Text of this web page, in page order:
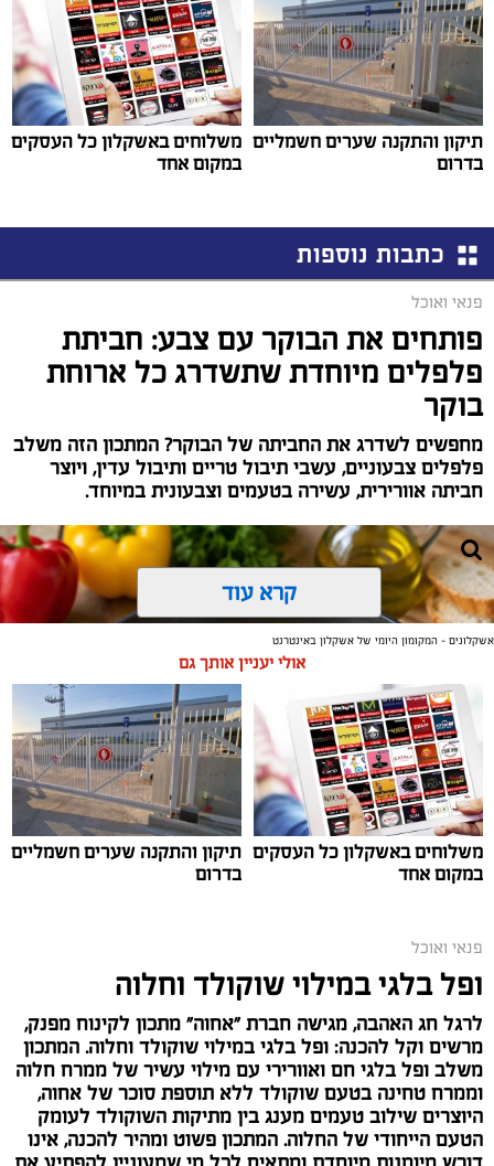
תיקון והתקנה שערים חשמליים
בדרום
משלוחים באשקלון כל העסקים
במקום אחד
כתבות נוספות
פנאי ואוכל
פותחים את הבוקר עם צבע: חביתת
פלפלים מיוחדת שתשדרג כל ארוחת
בוקר
מחפשים לשדרג את החביתה של הבוקר? המתכון הזה משלב
פלפלים צבעוניים, עשבי תיבול טריים ותיבול עדין, ויוצר
חביתה אוורירית, עשירה בטעמים וצבעונית במיוחד.
אלדה נתנאל / 10:21 07.08.26
תגים: חביתת ירק
קרא עוד
אשקלונים - המקומון היומי של אשקלון באינטרנט
אולי יעניין אותך גם
משלוחים באשקלון כל העסקים
במקום אחד
תיקון והתקנה שערים חשמליים
בדרום
פנאי ואוכל
ופל בלגי במילוי שוקולד וחלוה
לרגל חג האהבה, מגישה חברת "אחוה" מתכון לקינוח מפנק,
מרשים וקל להכנה: ופל בלגי במילוי שוקולד וחלוה. המתכון
משלב ופל בלגי חם ואוורירי עם מילוי עשיר של ממרח חלוה
וממרח טחינה בטעם שוקולד ללא תוספת סוכר של אחוה,
היוצרים שילוב טעמים מענג בין מתיקות השוקולד לעומק
הטעם הייחודי של החלוה. המתכון פשוט ומהיר להכנה, אינו